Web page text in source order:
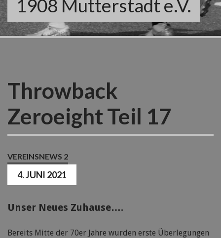
1908 Mutterstadt e.V.
Throwback
Zeroeight Teil 17
VEREINSNEWS 2
4. JUNI 2021
Unser Neues Zuhause….
Bereits Mitte der 70er Jahre wurden erste Überlegungen